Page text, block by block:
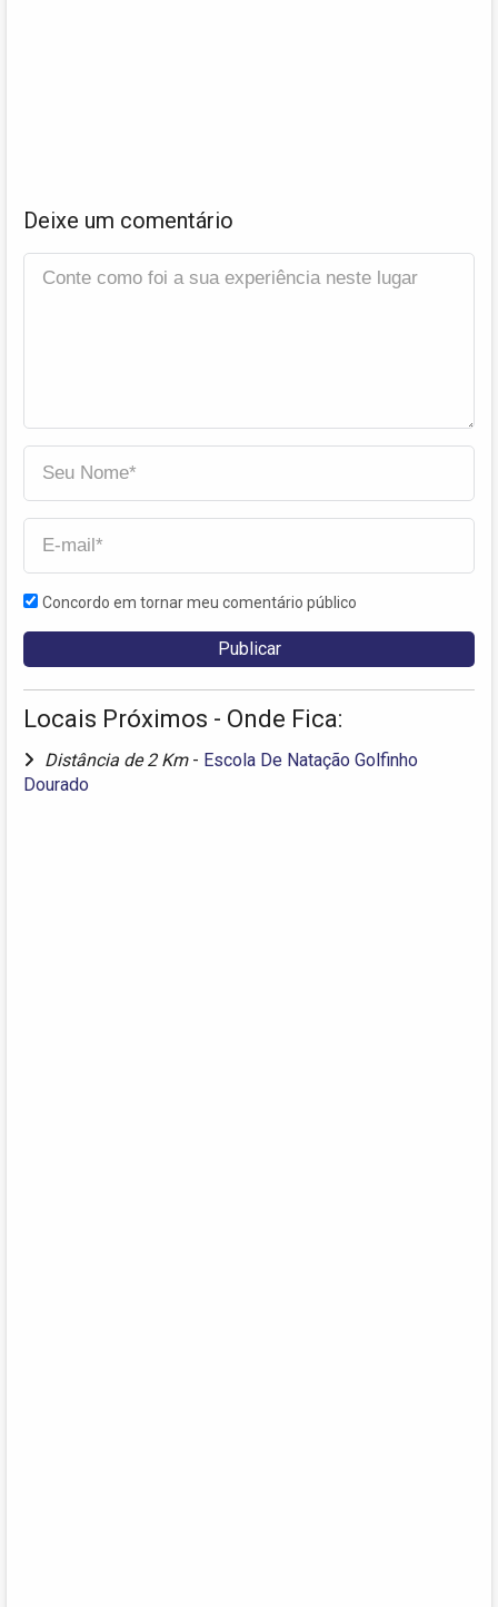
Deixe um comentário
Concordo em tornar meu comentário público
Locais Próximos - Onde Fica:
Distância de 2 Km - Escola De Natação Golfinho
Dourado